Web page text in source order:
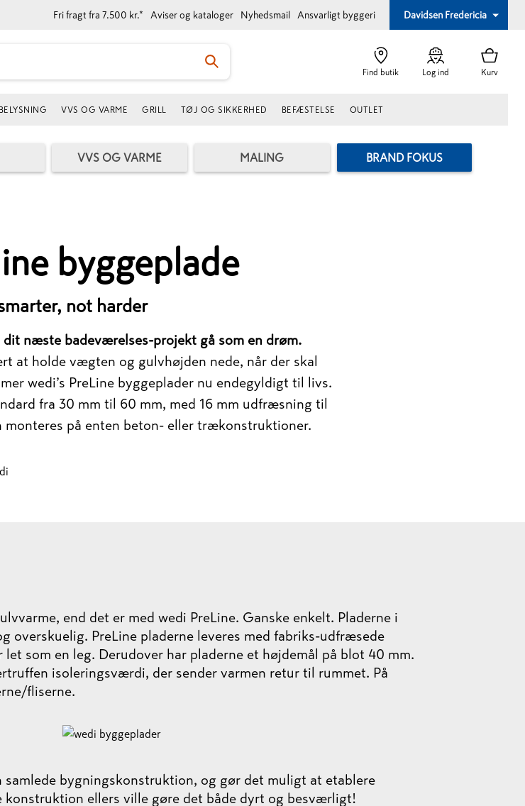
Fri fragt fra 7.500 kr.* Aviser og kataloger Nyhedsmail Ansvarligt byggeri Davidsen Fredericia
Find butik Log ind Kurv
VVS OG VARME GRILL TØJ OG SIKKERHED BEFÆSTELSE OUTLET
VVS OG VARME MALING BRAND FOKUS
byggeplade
not harder
dit næste badeværelses-projekt gå som en drøm.
at holde vægten og gulvhøjden nede, når der skal
wedi’s PreLine byggeplader nu endegyldigt til livs.
fra 30 mm til 60 mm, med 16 mm udfræsning til
monteres på enten beton- eller trækonstruktioner.
end det er med wedi PreLine. Ganske enkelt. Pladerne i
overskuelig. PreLine pladerne leveres med fabriks-udfræsede
som en leg. Derudover har pladerne et højdemål på blot 40 mm.
isoleringsværdi, der sender varmen retur til rummet. På
fliserne.
samlede bygningskonstruktion, og gør det muligt at etablere
konstruktion ellers ville gøre det både dyrt og besværligt!